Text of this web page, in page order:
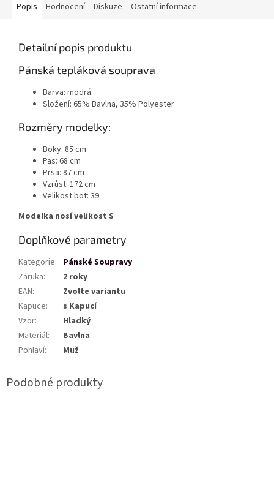
Popis Hodnocení Diskuze Ostatní informace
Detailní popis produktu
Pánská tepláková souprava
Barva: modrá.
Složení: 65% Bavlna, 35% Polyester
Rozměry modelky:
Boky: 85 cm
Pas: 68 cm
Prsa: 87 cm
Vzrůst: 172 cm
Velikost bot: 39
Modelka nosí velikost S
Doplňkové parametry
Kategorie: Pánské Soupravy
Záruka:
2 roky
EAN:
Zvolte variantu
Kapuce:
s Kapucí
Vzor:
Hladký
Materiál:
Bavlna
Pohlaví: Muž